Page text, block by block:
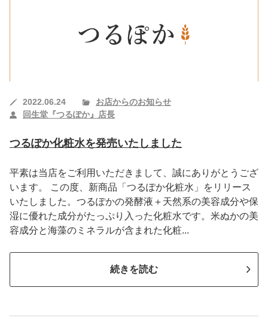
2022.06.24
お店からのお知らせ
回生堂『つるぽか』店長
つるぽか化粧水を発売いたしました
平素は当店をご利用いただきまして、誠にありがとうござ
います。 この度、新商品「つるぽか化粧水」をリリース
いたしました。つるぽかの発酵液＋天然系の美容成分や保
湿に優れた成分がたっぷり入った化粧水です。米ぬかの美
容成分と海藻のミネラルが含まれた化粧...
続きを読む